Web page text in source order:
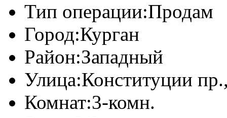
Тип операции:Продам
Город:Курган
Район:Западный
Улица:Конституции
Комнат:3-комн.